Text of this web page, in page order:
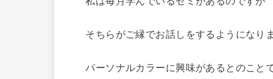
そちらがご縁でお話しをするようになり
パーソナルカラーに興味があるとのこと